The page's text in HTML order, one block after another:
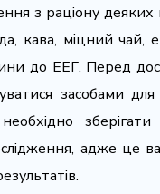
з раціону деяких
кава, міцний чай,
до ЕЕГ. Перед
засобами для
адже це